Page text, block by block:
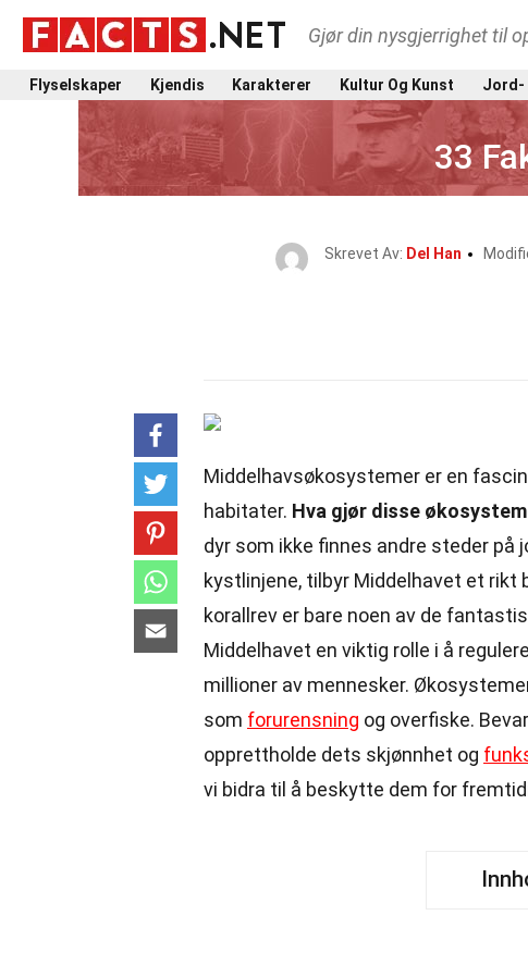
Gjør din nysgjerrighet til
Flyselskaper Kjendis Karakterer Kultur Og Kunst Jord-
33
Skrevet Av: Del Han
Middelhavsøkosystemer er en
habitater. Hva gjør disse
dyr som ikke finnes andre steder på
kystlinjene, tilbyr Middelhavet et rikt
korallrev er bare noen av de
Middelhavet en viktig rolle i å
millioner av mennesker.
som forurensning og overfiske.
opprettholde dets skjønnhet og
vi bidra til å beskytte dem for